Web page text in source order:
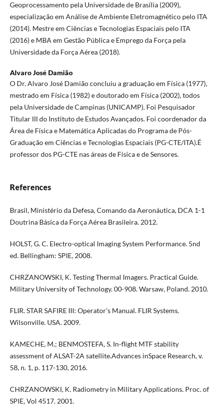
Geoprocessamento pela Universidade de Brasília (2009),
especialização em Análise de Ambiente Eletromagnético pelo ITA
(2014). Mestre em Ciências e Tecnologias Espaciais pelo ITA
(2016) e MBA em Gestão Pública e Emprego da Força pela
Universidade da Força Aérea (2018).
Alvaro José Damião
O Dr. Alvaro José Damião concluiu a graduação em Física (1977),
mestrado em Física (1982) e doutorado em Física (2002), todos
pela Universidade de Campinas (UNICAMP). Foi Pesquisador
Titular III do Instituto de Estudos Avançados. Foi coordenador da
Área de Física e Matemática Aplicadas do Programa de Pós-
Graduação em Ciências e Tecnologias Espaciais (PG-CTE/ITA).É
professor dos PG-CTE nas áreas de Física e de Sensores.
References
Brasil, Ministério da Defesa, Comando da Aeronáutica, DCA 1-1
Doutrina Básica da Força Aérea Brasileira. 2012.
HOLST, G. C. Electro-optical Imaging System Performance. 5nd
ed. Bellingham: SPIE, 2008.
CHRZANOWSKI, K. Testing Thermal Imagers. Practical Guide.
Military University of Technology. 00-908. Warsaw, Poland. 2010.
FLIR. STAR SAFIRE III: Operator’s Manual. FLIR Systems.
Wilsonville. USA. 2009.
KAMECHE, M.; BENMOSTEFA, S. In-flight MTF stability
assessment of ALSAT-2A satellite.Advances inSpace Research, v.
58, n. 1, p. 117-130, 2016.
CHRZANOWSKI, K. Radiometry in Military Applications. Proc. of
SPIE, Vol 4517. 2001.